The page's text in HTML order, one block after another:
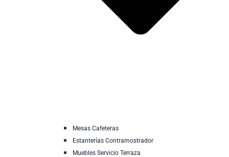
Mesas Cafeteras
Estanterías Contramostrador
Muebles Servicio Terraza